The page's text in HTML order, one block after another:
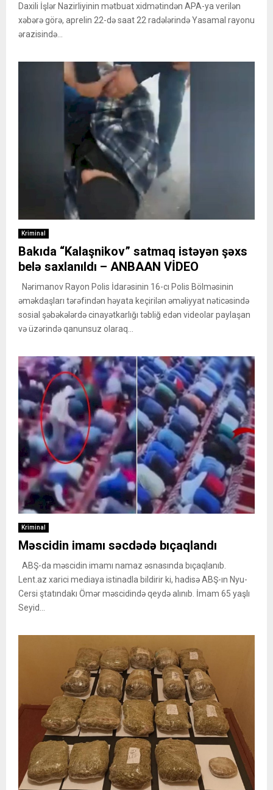
Daxili İşlər Nazirliyinin mətbuat xidmətindən APA-ya verilən
xəbərə görə, aprelin 22-də saat 22 radələrində Yasamal rayonu
ərazisində...
Kriminal
Bakıda “Kalaşnikov” satmaq istəyən şəxs
belə saxlanıldı – ANBAAN VİDEO
Nərimanov Rayon Polis İdarəsinin 16-cı Polis Bölməsinin
əməkdaşları tərəfindən həyata keçirilən əməliyyat nəticəsində
sosial şəbəkələrdə cinayətkarlığı təbliğ edən videolar paylaşan
və üzərində qanunsuz olaraq...
Kriminal
Məscidin imamı səcdədə bıçaqlandı
ABŞ-da məscidin imamı namaz əsnasında bıçaqlanıb.
Lent.az xarici mediaya istinadla bildirir ki, hadisə ABŞ-ın Nyu-
Cersi ştatındakı Ömər məscidində qeydə alınıb. İmam 65 yaşlı
Seyid...